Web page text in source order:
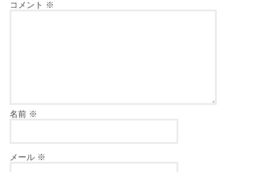
コメント ※
名前 ※
メール ※